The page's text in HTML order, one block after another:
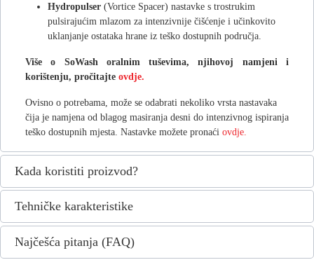
Hydropulser (Vortice Spacer) nastavke s trostrukim
pulsirajućim mlazom za intenzivnije čišćenje i učinkovito
uklanjanje ostataka hrane iz teško dostupnih područja.
Više o SoWash oralnim tuševima, njihovoj namjeni i
korištenju, pročitajte ovdje.
Ovisno o potrebama, može se odabrati nekoliko vrsta nastavaka
čija je namjena od blagog masiranja desni do intenzivnog ispiranja
teško dostupnih mjesta. Nastavke možete pronaći ovdje.
Kada koristiti proizvod?
Tehničke karakteristike
Najčešća pitanja (FAQ)